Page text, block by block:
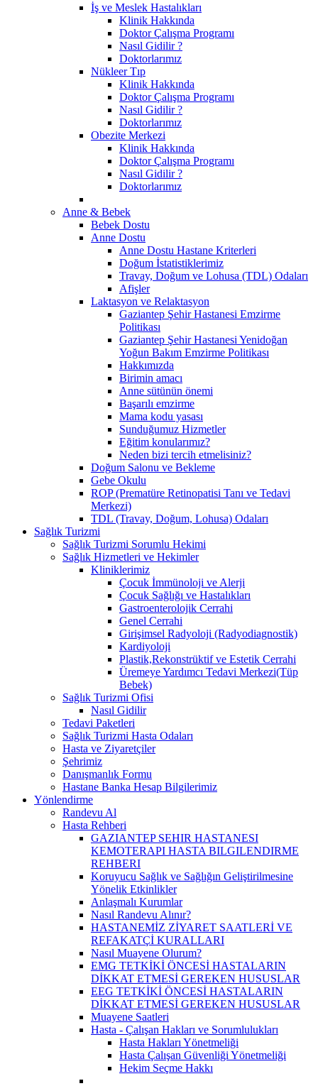
İş ve Meslek Hastalıkları
Klinik Hakkında
Doktor Çalışma Programı
Nasıl Gidilir ?
Doktorlarımız
Nükleer Tıp
Klinik Hakkında
Doktor Çalışma Programı
Nasıl Gidilir ?
Doktorlarımız
Obezite Merkezi
Klinik Hakkında
Doktor Çalışma Programı
Nasıl Gidilir ?
Doktorlarımız
Anne & Bebek
Bebek Dostu
Anne Dostu
Anne Dostu Hastane Kriterleri
Doğum İstatistiklerimiz
Travay, Doğum ve Lohusa (TDL) Odaları
Afişler
Laktasyon ve Relaktasyon
Gaziantep Şehir Hastanesi Emzirme
Politikası
Gaziantep Şehir Hastanesi Yenidoğan
Yoğun Bakım Emzirme Politikası
Hakkımızda
Birimin amacı
Anne sütünün önemi
Başarılı emzirme
Mama kodu yasası
Sunduğumuz Hizmetler
Eğitim konularımız?
Neden bizi tercih etmelisiniz?
Doğum Salonu ve Bekleme
Gebe Okulu
ROP (Prematüre Retinopatisi Tanı ve Tedavi
Merkezi)
TDL (Travay, Doğum, Lohusa) Odaları
Sağlık Turizmi
Sağlık Turizmi Sorumlu Hekimi
Sağlık Hizmetleri ve Hekimler
Kliniklerimiz
Çocuk İmmünoloji ve Alerji
Çocuk Sağlığı ve Hastalıkları
Gastroenterolojik Cerrahi
Genel Cerrahi
Girişimsel Radyoloji (Radyodiagnostik)
Kardiyoloji
Plastik,Rekonstrüktif ve Estetik Cerrahi
Üremeye Yardımcı Tedavi Merkezi(Tüp
Bebek)
Sağlık Turizmi Ofisi
Nasıl Gidilir
Tedavi Paketleri
Sağlık Turizmi Hasta Odaları
Hasta ve Ziyaretçiler
Şehrimiz
Danışmanlık Formu
Hastane Banka Hesap Bilgilerimiz
Yönlendirme
Randevu Al
Hasta Rehberi
GAZIANTEP SEHIR HASTANESI
KEMOTERAPI HASTA BILGILENDIRME
REHBERI
Koruyucu Sağlık ve Sağlığın Geliştirilmesine
Yönelik Etkinlikler
Anlaşmalı Kurumlar
Nasıl Randevu Alınır?
HASTANEMİZ ZİYARET SAATLERİ VE
REFAKATÇİ KURALLARI
Nasıl Muayene Olurum?
EMG TETKİKİ ÖNCESİ HASTALARIN
DİKKAT ETMESİ GEREKEN HUSUSLAR
EEG TETKİKİ ÖNCESİ HASTALARIN
DİKKAT ETMESİ GEREKEN HUSUSLAR
Muayene Saatleri
Hasta - Çalışan Hakları ve Sorumlulukları
Hasta Hakları Yönetmeliği
Hasta Çalışan Güvenliği Yönetmeliği
Hekim Seçme Hakkı